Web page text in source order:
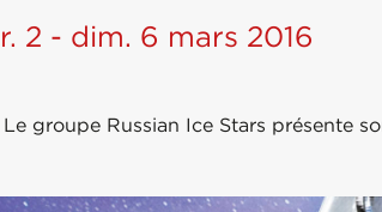
2 - dim. 6 mars 2016
Le groupe Russian Ice Stars présente